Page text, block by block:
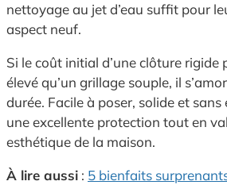
nettoyage au jet d’eau suffit pour
aspect neuf.
Si le coût initial d’une clôture rigide
élevé qu’un grillage souple, il
durée. Facile à poser, solide et
une excellente protection tout en
esthétique de la maison.
À lire aussi : 5 bienfaits